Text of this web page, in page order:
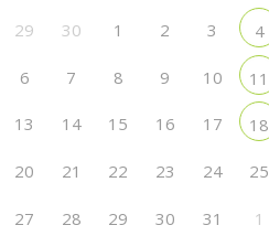
29 30 1 2 3 4
6 7 8 9 10 11
13 14 15 16 17 18
20 21 22 23 24 25
27 28 29 30 31 1